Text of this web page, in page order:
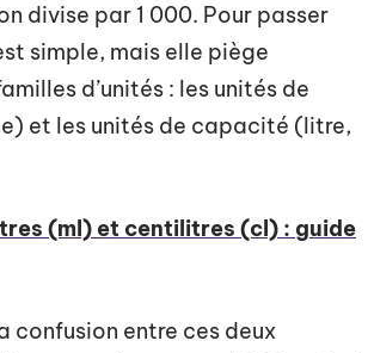
divise par 1 000. Pour passer
simple, mais elle piège
d’unités : les unités de
et les unités de capacité (litre,
(ml) et centilitres (cl) : guide
confusion entre ces deux